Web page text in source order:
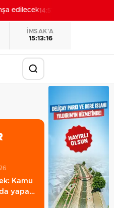
edilecek14:57
İMSAK'A
15:13:14
Kamu
yapay